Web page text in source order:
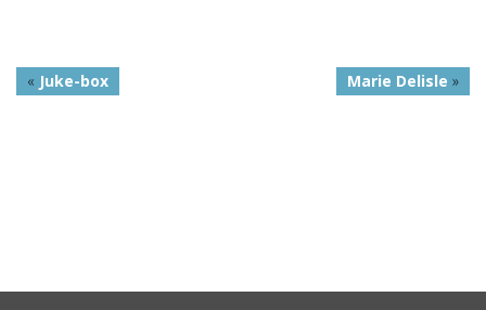
« Juke-box Marie Delisle »